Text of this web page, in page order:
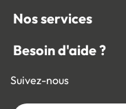
Nos services
Besoin d'aide ?
Suivez-nous